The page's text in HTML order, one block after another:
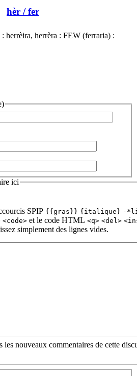
hèr / fer
herrèira, herrèra : FEW (ferraria) :
ici
SPIP {{gras}} {italique} -
<code> et le code HTML <q> <del>
simplement des lignes vides.
les nouveaux commentaires de cette